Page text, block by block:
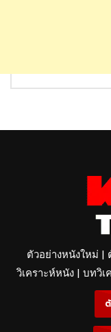
ตัวอย่างหนังใหม่ |
วิเคราะห์หนัง | บทวิ